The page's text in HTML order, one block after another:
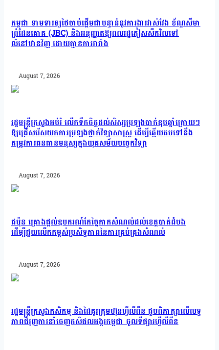
កម្ពុជា ទាមទារឲ្យថៃចាប់ផ្តើមជាបន្ទាន់នូវការងារវាស់វែង ខ័ណ្ឌសីមា
ព្រំដែនគោគ (JBC) និងអនុញ្ញាតឱ្យពលរដ្ឋភៀសសឹកវិលទៅ
លំនៅឋានវិញ ដោយគ្មានការរារាំង
August 7, 2026
រដ្ឋមន្រ្តីក្រសួងអប់រំ លើកទឹកចិត្តដល់សិស្សប្រឡងបាក់ឌុបឆ្នាំក្រោយៗ
ឱ្យជ្រើសរើសយកការប្រឡងថ្នាក់វិទ្យាសាស្ត្រ ដើម្បីឆ្លើយតបទៅនឹង
តម្រូវការធនធានមនុស្សក្នុងយុគសម័យបច្ចេកវិទ្យា
August 7, 2026
ជប៉ុន គ្រោងផ្តល់ឧបករណ៍កែច្នៃកាកសំណល់ដល់ខេត្តបាត់ដំបង
ដើម្បីជួយលើកកម្ពស់ប្រសិទ្ធភាពនៃការគ្រប់គ្រងសំណល់
August 7, 2026
រដ្ឋមន្រ្តីក្រសួងកសិកម្ម និងដៃគូរក្រុមហ៊ុនហ្វីលីពីន ជួបពិភាក្សាលើលទ្ធ
ភាពជំរុញការនាំចេញកសិផលអង្ករកម្ពុជា ចូលទីផ្សារហ្វីលីពីន